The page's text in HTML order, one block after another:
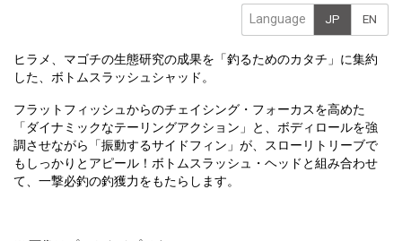
Language JP EN
ヒラメ、マゴチの生態研究の成果を「釣るためのカタチ」に集約
した、ボトムスラッシュシャッド。
フラットフィッシュからのチェイシング・フォーカスを高めた
「ダイナミックなテーリングアクション」と、ボディロールを強
調させながら「振動するサイドフィン」が、スローリトリーブで
もしっかりとアピール！ボトムスラッシュ・ヘッドと組み合わせ
て、一撃必釣の釣獲力をもたらします。